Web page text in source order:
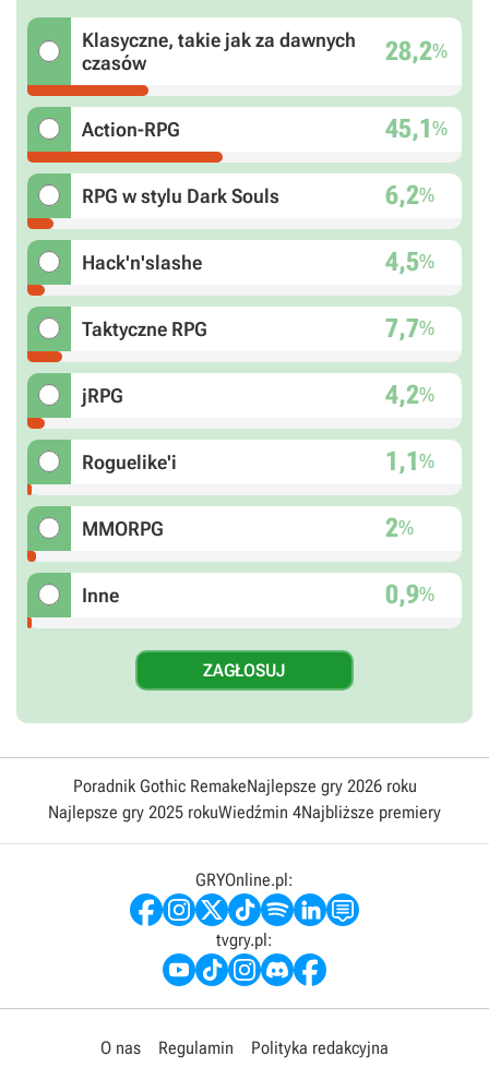
Klasyczne, takie jak za dawnych
czasów
28,2%
Action-RPG 45,1%
RPG w stylu Dark Souls 6,2%
Hack'n'slashe 4,5%
Taktyczne RPG 7,7%
jRPG 4,2%
Roguelike'i 1,1%
MMORPG 2%
Inne 0,9%
Poradnik Gothic RemakeNajlepsze gry 2026 roku
Najlepsze gry 2025 rokuWiedźmin 4Najbliższe premiery
GRYOnline.pl:
tvgry.pl:
O nas Regulamin Polityka redakcyjna